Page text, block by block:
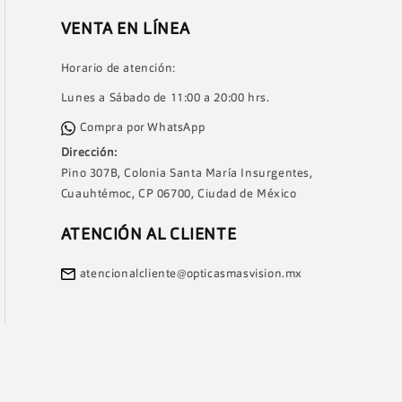
VENTA EN LÍNEA
Horario de atención:
Lunes a Sábado de 11:00 a 20:00 hrs.
Compra por WhatsApp
Dirección:
Pino 307B, Colonia Santa María Insurgentes,
Cuauhtémoc, CP 06700, Ciudad de México
ATENCIÓN AL CLIENTE
atencionalcliente@opticasmasvision.mx